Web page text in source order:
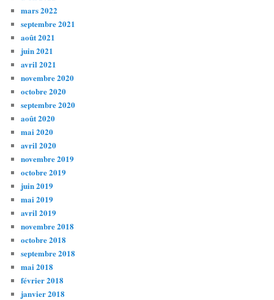
mars 2022
septembre 2021
août 2021
juin 2021
avril 2021
novembre 2020
octobre 2020
septembre 2020
août 2020
mai 2020
avril 2020
novembre 2019
octobre 2019
juin 2019
mai 2019
avril 2019
novembre 2018
octobre 2018
septembre 2018
mai 2018
février 2018
janvier 2018